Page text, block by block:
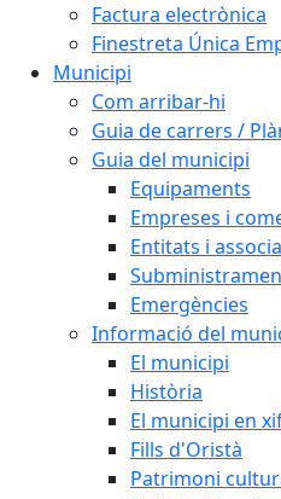
Factura electrònica
Finestreta Única
Municipi
Com arribar-hi
Guia de carrers /
Guia del municipi
Equipaments
Empreses i
Entitats i
Emergències
Informació del
El municipi
Història
El municipi en
Fills d'Oristà
Patrimoni